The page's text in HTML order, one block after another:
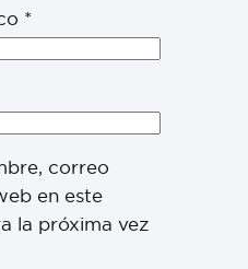
*
correo
en este
la próxima vez